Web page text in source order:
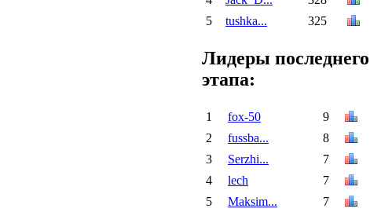
5
tushka... 325
Лидеры последнего
этапа:
1 fox-50
9
2
fussba...
8
3
Serzhi...
7
4
lech
7
5
Maksim... 7